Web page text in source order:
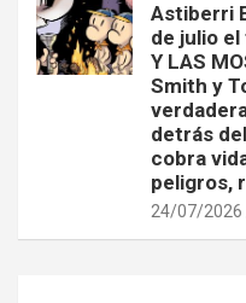
Astiberri
de julio el
Y LAS
Smith y
detrás
cobra
peligros,
24/07/2026